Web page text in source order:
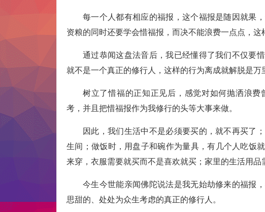
每一个人都有相应的福报，这个福报是随因就果
资粮的同时还要学会惜福报，而决不能浪费一点点，这
通过恭闻这盘法音后，我已经懂得了我们不仅要
就不是一个真正的修行人，这样的行为离成就解脱是万
树立了惜福的正知正见后，感觉对如何抛洒浪
考，并且把惜福报作为我修行的头等大事来做。
因此，我们生活中不是必须要买的，就不再买了
生间；做饭时，用盘子和碗作为量具，有几个人吃饭
来穿，衣服需要就买而不是喜欢就买；家里的生活用品
今生今世能亲闻佛陀说法是我无始劫修来的福报
思甜的、处处为众生考虑的真正的修行人。